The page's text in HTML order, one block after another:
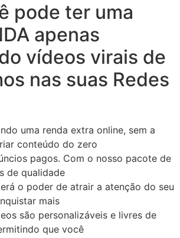
pode ter uma
apenas
vídeos virais de
nas suas Redes
uma renda extra online, sem a
conteúdo do zero
pagos. Com o nosso pacote de
de qualidade
o poder de atrair a atenção do seu
mais
são personalizáveis e livres de
que você